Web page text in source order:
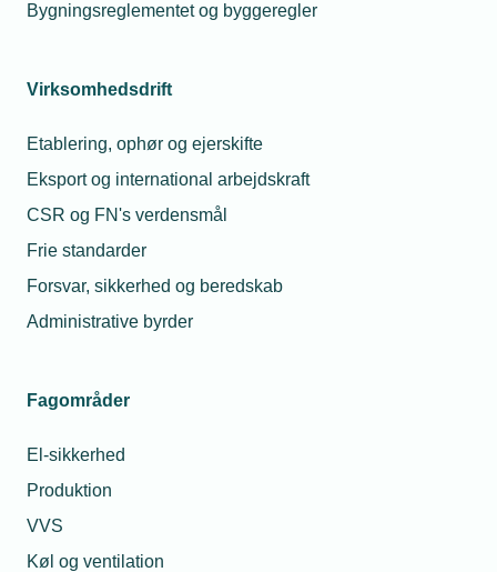
Bygningsreglementet og byggeregler
Virksomhedsdrift
Etablering, ophør og ejerskifte
Eksport og international arbejdskraft
CSR og FN's verdensmål
Frie standarder
Forsvar, sikkerhed og beredskab
Administrative byrder
Fagområder
El-sikkerhed
Produktion
VVS
Køl og ventilation
can we help Danish companies? (available
15:45- 15:59:Questions from the audience
Eksport
Toldkrigen brudt ud –